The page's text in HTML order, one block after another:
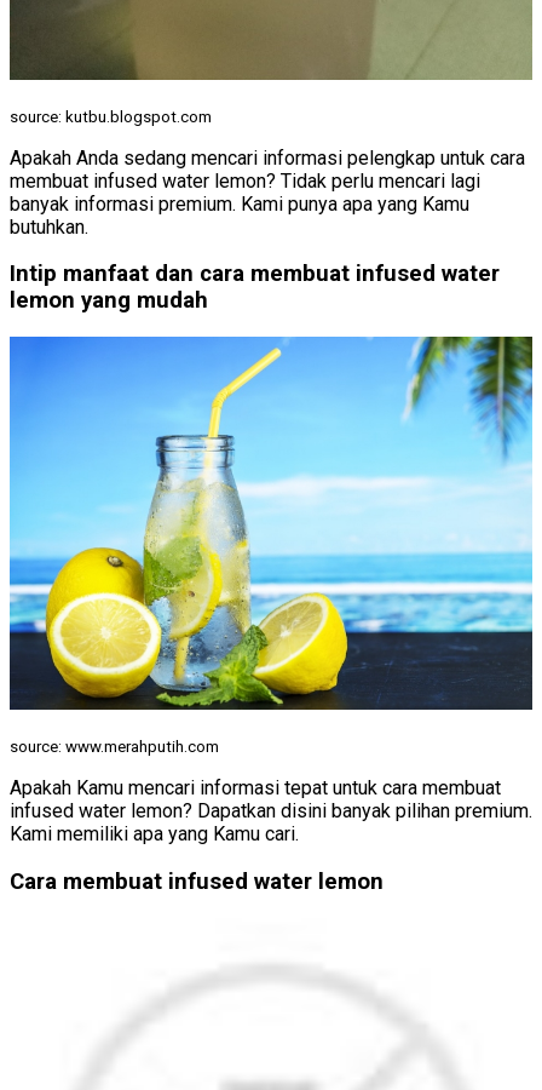
source: kutbu.blogspot.com
Apakah Anda sedang mencari informasi pelengkap untuk cara
membuat infused water lemon? Tidak perlu mencari lagi
banyak informasi premium. Kami punya apa yang Kamu
butuhkan.
Intip manfaat dan cara membuat infused water
lemon yang mudah
source: www.merahputih.com
Apakah Kamu mencari informasi tepat untuk cara membuat
infused water lemon? Dapatkan disini banyak pilihan premium.
Kami memiliki apa yang Kamu cari.
Cara membuat infused water lemon